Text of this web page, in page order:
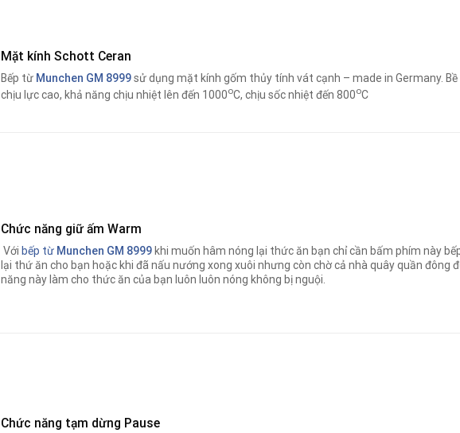
Mặt kính Schott Ceran
Bếp từ Munchen GM 8999sử dụng mặt kính gốm thủy tính vát cạnh – made in Germany.
chịu lực cao, khả năng chịu nhiệt lên đến 1000oC, chịu sốc nhiệt đến 800oC
Chức năng giữ ấm Warm
Với bếp từ Munchen GM 8999 khi muốn hâm nóng lại thức ăn bạn chỉ cần bấm phím này
lại thứ ăn cho bạn hoặc khi đã nấu nướng xong xuôi nhưng còn chờ cả nhà quây quần đông
năng này làm cho thức ăn của bạn luôn luôn nóng không bị nguội.
Chức năng tạm dừng Pause